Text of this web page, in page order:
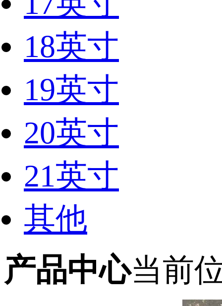
18英寸
19英寸
20英寸
21英寸
其他
产品中心当前